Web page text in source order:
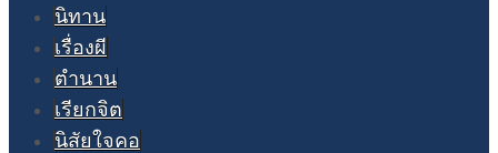
นิทาน
เรื่องผี
ตำนาน
เรียกจิต
นิสัยใจคอ